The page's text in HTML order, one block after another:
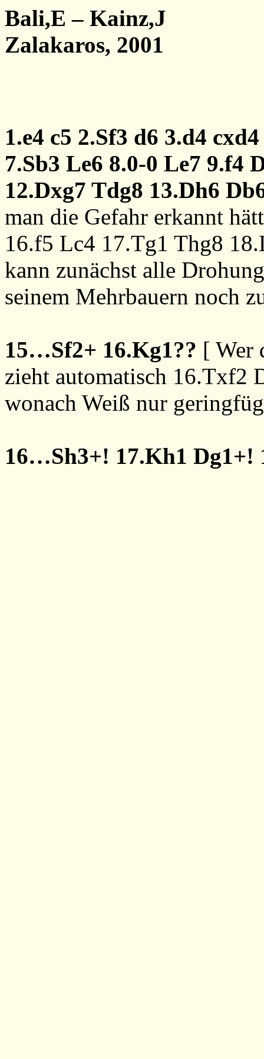
Bali,E – Kainz,J
Zalakaros, 2001
1.e4 c5 2.Sf3 d6 3.d4 cxd4
7.Sb3 Le6 8.0-0 Le7 9.f4
12.Dxg7 Tdg8 13.Dh6
man die Gefahr erkannt
16.f5 Lc4 17.Tg1 Thg8
kann zunächst alle
seinem Mehrbauern noch
15…Sf2+ 16.Kg1?? [ Wer
zieht automatisch 16.Txf2
wonach Weiß nur
16…Sh3+! 17.Kh1 Dg1+!